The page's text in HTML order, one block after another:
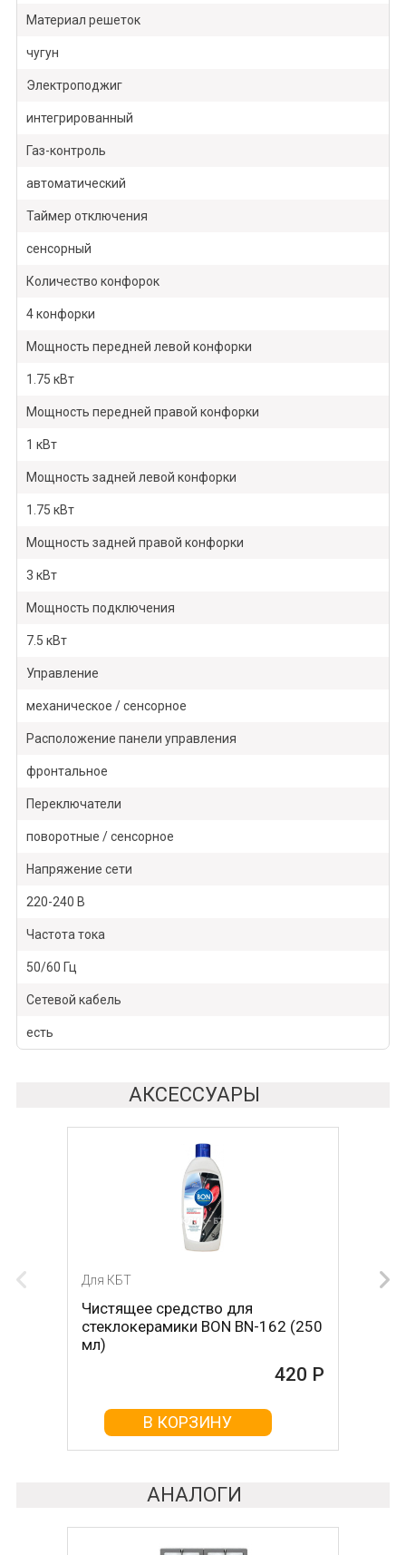
Материал решеток
чугун
Электроподжиг
интегрированный
Газ-контроль
автоматический
Таймер отключения
сенсорный
Количество конфорок
4 конфорки
Мощность передней левой конфорки
1.75 кВт
Мощность передней правой конфорки
1 кВт
Мощность задней левой конфорки
1.75 кВт
Мощность задней правой конфорки
3 кВт
Мощность подключения
7.5 кВт
Управление
механическое / сенсорное
Расположение панели управления
фронтальное
Переключатели
поворотные / сенсорное
Напряжение сети
220-240 В
Частота тока
50/60 Гц
Сетевой кабель
есть
АКСЕССУАРЫ
Для КБТ
Чистящее средство для
стеклокерамики BON BN-162 (250
мл)
420 Р
В КОРЗИНУ
Для КБТ
Скребок для ухода за
стеклокерамикой BON BN-603
В КОРЗИНУ
АНАЛОГИ